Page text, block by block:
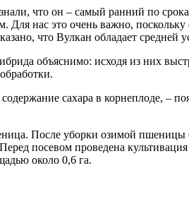
что он – самый ранний по
Для нас это очень важно,
что Вулкан обладает средней
объяснимо: исходя из них
сахара в корнеплоде, –
После уборки озимой
посевом проведена
около 0,6 га.